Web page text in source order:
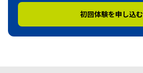
初回体験を申し込む